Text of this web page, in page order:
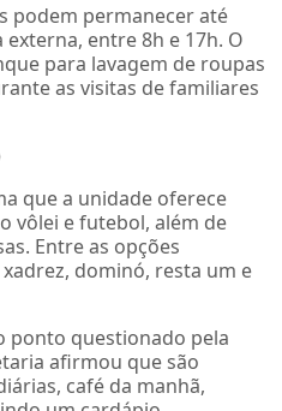
podem permanecer até
entre 8h e 17h. O
para lavagem de roupas
as visitas de familiares
que a unidade oferece
vôlei e futebol, além de
Entre as opções
dominó, resta um e
ponto questionado pela
afirmou que são
café da manhã,